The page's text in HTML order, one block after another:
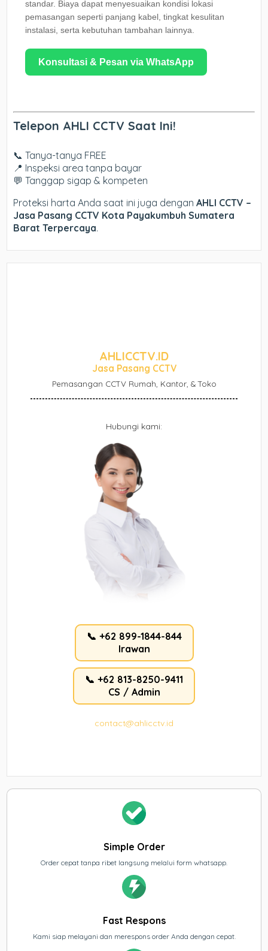
standar. Biaya dapat menyesuaikan kondisi lokasi
pemasangan seperti panjang kabel, tingkat kesulitan
instalasi, serta kebutuhan tambahan lainnya.
Konsultasi & Pesan via WhatsApp
Telepon AHLI CCTV Saat Ini!
📞 Tanya-tanya FREE
📍 Inspeksi area tanpa bayar
💬 Tanggap sigap & kompeten
Proteksi harta Anda saat ini juga denganAHLI CCTV –
Jasa Pasang CCTV Kota Payakumbuh Sumatera
Barat Terpercaya.
AHLICCTV.ID
Jasa Pasang CCTV
Pemasangan CCTV Rumah, Kantor, & Toko
Hubungi kami:
📞 +62 899-1844-844
Irawan
📞 +62 813-8250-9411
CS / Admin
contact@ahlicctv.id
Simple Order
Order cepat tanpa ribet langsung melalui form whatsapp.
Fast Respons
Kami siap melayani dan merespons order Anda dengan cepat.